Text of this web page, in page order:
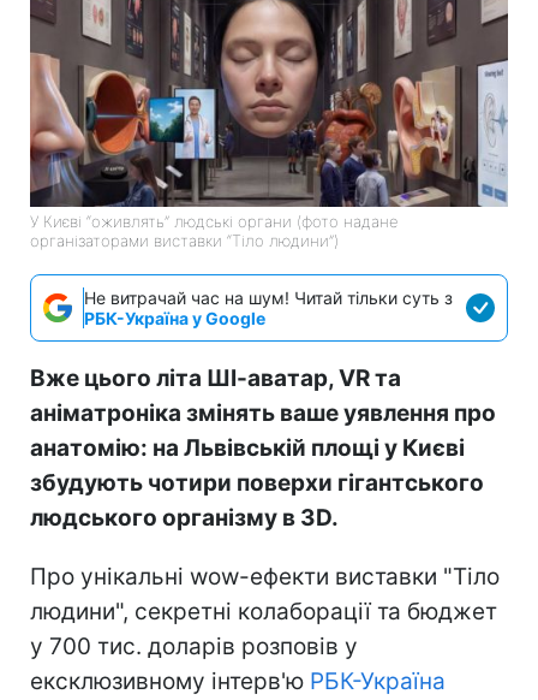
У Києві “оживлять” людські органи (фото надане
організаторами виставки “Тіло людини”)
Не витрачай час на шум! Читай тільки суть з
РБК-Україна у Google
Вже цього літа ШІ-аватар, VR та
аніматроніка змінять ваше уявлення про
анатомію: на Львівській площі у Києві
збудують чотири поверхи гігантського
людського організму в 3D.
Про унікальні wow-ефекти виставки "Тіло
людини", секретні колаборації та бюджет
у 700 тис. доларів розповів у
ексклюзивному інтерв'ю РБК-Україна